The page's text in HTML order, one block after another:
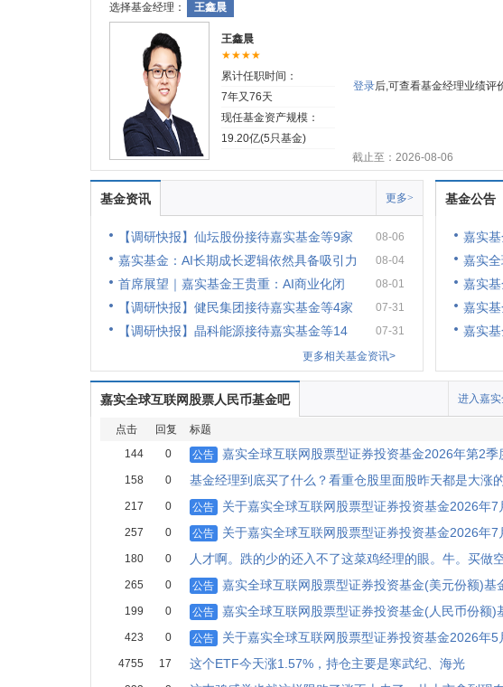
选择基金经理： 王鑫晨
王鑫晨
★★★★
累计任职时间：
7年又76天
现任基金资产规模：
19.20亿(5只基金)
登录后,可查看基金经理业绩评
截止至：2026-08-06
基金资讯 更多>
【调研快报】仙坛股份接待嘉实基金等9家 08-06
嘉实基金：AI长期成长逻辑依然具备吸引力 08-04
首席展望｜嘉实基金王贵重：AI商业化闭 08-01
【调研快报】健民集团接待嘉实基金等4家 07-31
【调研快报】晶科能源接待嘉实基金等14
07-31
更多相关基金资讯>
基金公告
嘉实
嘉实
嘉实
嘉实
嘉实
嘉实全球互联网股票人民币基金吧 进入嘉
点击 回复 标题
144
0 公告 嘉实全球互联网股票型证券投资基金2026年第2季
158 0 基金经理到底买了什么？看重仓股里面股昨天都是大涨
217 0 公告 关于嘉实全球互联网股票型证券投资基金2026年7
257 0 公告 关于嘉实全球互联网股票型证券投资基金2026年7
180 0 人才啊。跌的少的还入不了这菜鸡经理的眼。牛。买做
265 0 公告 嘉实全球互联网股票型证券投资基金(美元份额)基
199 0 公告 嘉实全球互联网股票型证券投资基金(人民币份额)
423 0 公告 关于嘉实全球互联网股票型证券投资基金2026年5
4755 17 这个ETF今天涨1.57%，持仓主要是寒武纪、海光